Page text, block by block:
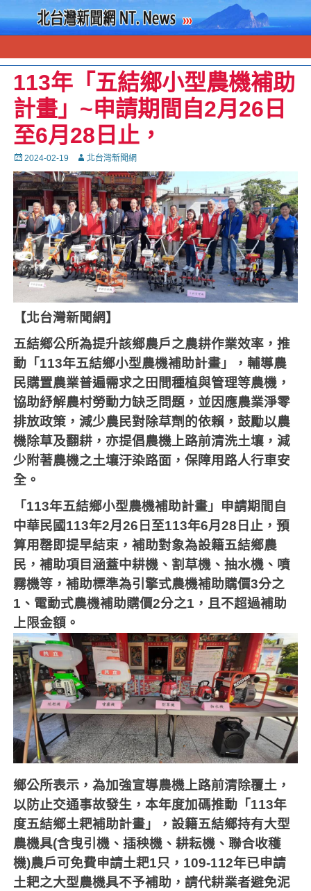
113年「五結鄉小型農機補助
計畫」~申請期間自2月26日
至6月28日止，
Posted
on
2024-02-19 Autor北台灣新聞網
【北台灣新聞網】
五結鄉公所為提升該鄉農戶之農耕作業效率，推
動「113年五結鄉小型農機補助計畫」，輔導農
民購置農業普遍需求之田間種植與管理等農機，
協助紓解農村勞動力缺乏問題，並因應農業淨零
排放政策，減少農民對除草劑的依賴，鼓勵以農
機除草及翻耕，亦提倡農機上路前清洗土壤，減
少附著農機之土壤汙染路面，保障用路人行車安
全。
「113年五結鄉小型農機補助計畫」申請期間自
中華民國113年2月26 日至113年6月28 日止，預
算用罄即提早結束，補助對象為設籍五結鄉農
民，補助項目涵蓋中耕機、割草機、抽水機、噴
霧機等，補助標準為引擎式農機補助購價3分之
1 、電動式農機補助購價2分之1 ，且不超過補助
上限金額。
鄉公所表示，為加強宣導農機上路前清除覆土，
以防止交通事故發生，本年度加碼推動「 113年
度五結鄉土耙補助計畫」，設籍五結鄉持有大型
農機具(含曳引機、插秧機、耕耘機、聯合收穫
機)農戶可免費申請土耙1只， 109-112年已申請
土耙之大型農機具不予補助，請代耕業者避免泥